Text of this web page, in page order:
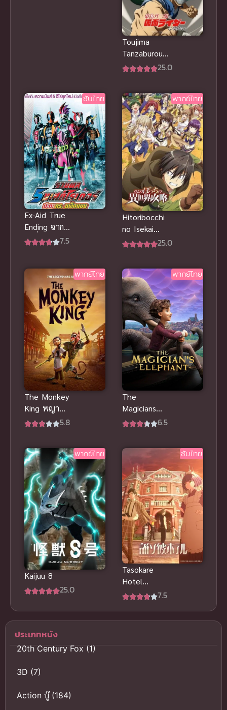
Toujima
Tanzaburou
wa Kamen
ไทย
25.0
ซับไทย
Ex-Aid True
Ending ฉาก
จบที่แท้จริง
ยอดเยี่ยม
7.5
พากย์ไทย
Hitoribocchi
no Isekai
Kouryaku ซับ25.0
พากย์ไทย
The Monkey
King พญา
วานร พากย์
คชั่นแฟนตาซี
สุดอลังการ
5.8
พากย์ไทย
The
Magicians
Elephant
พากย์ไทย อนิ
เมะแสนดี
6.5
พากย์ไทย
Kaijuu 8
25.0
ซับไทย
Tasokare
Hotel
โรงแรมทาโซ
7.5
ประเภทหนัง
20th Century Fox(1)
3D (7)
Action บู๊(184)